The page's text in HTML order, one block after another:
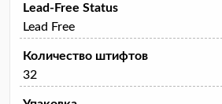
Lead-Free Status
Lead Free
Количество штифтов
32